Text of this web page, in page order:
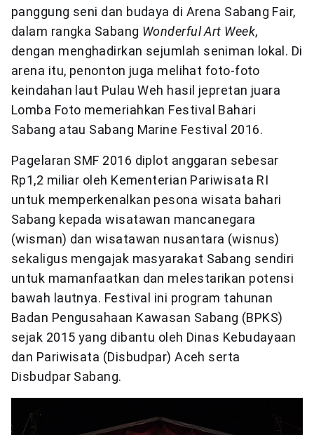
panggung seni dan budaya di Arena Sabang Fair,
dalam rangka Sabang Wonderful Art Week,
dengan menghadirkan sejumlah seniman lokal. Di
arena itu, penonton juga melihat foto-foto
keindahan laut Pulau Weh hasil jepretan juara
Lomba Foto memeriahkan Festival Bahari
Sabang atau Sabang Marine Festival 2016.
Pagelaran SMF 2016 diplot anggaran sebesar
Rp1,2 miliar oleh Kementerian Pariwisata RI
untuk memperkenalkan pesona wisata bahari
Sabang kepada wisatawan mancanegara
(wisman) dan wisatawan nusantara (wisnus)
sekaligus mengajak masyarakat Sabang sendiri
untuk mamanfaatkan dan melestarikan potensi
bawah lautnya. Festival ini program tahunan
Badan Pengusahaan Kawasan Sabang (BPKS)
sejak 2015 yang dibantu oleh Dinas Kebudayaan
dan Pariwisata (Disbudpar) Aceh serta
Disbudpar Sabang.